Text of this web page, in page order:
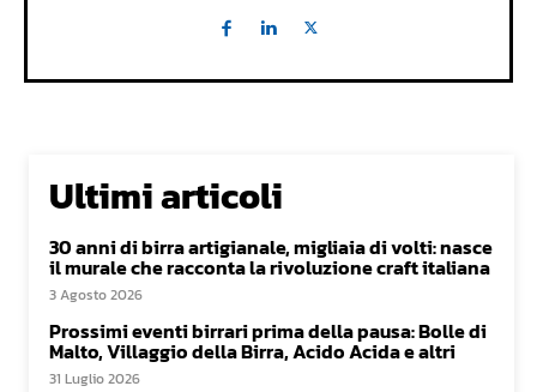
Ultimi articoli
30 anni di birra artigianale, migliaia di volti: nasce
il murale che racconta la rivoluzione craft italiana
3 Agosto 2026
Prossimi eventi birrari prima della pausa: Bolle di
Malto, Villaggio della Birra, Acido Acida e altri
31 Luglio 2026